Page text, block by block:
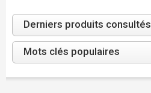
Derniers produits consultés
Mots clés populaires